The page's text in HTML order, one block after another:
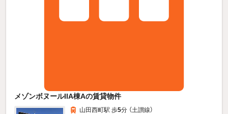
メゾンボヌールIIA棟Aの賃貸物件
山田西町駅 歩5分 （土讃線）